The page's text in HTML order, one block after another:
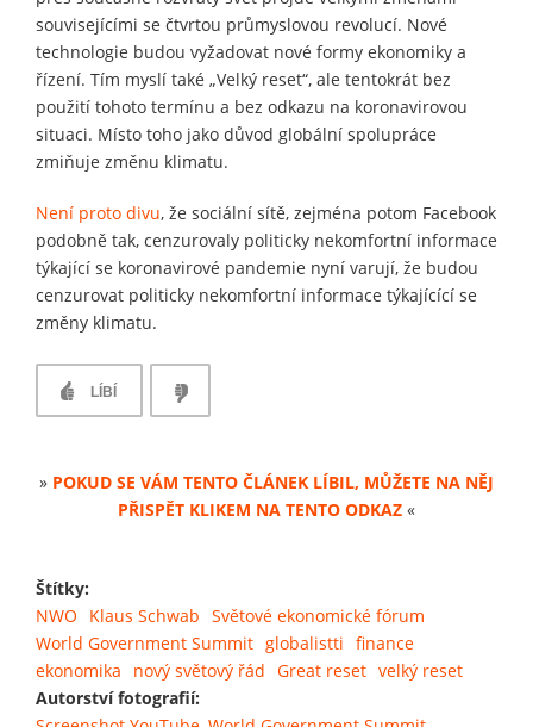
souvisejícími se čtvrtou průmyslovou revolucí. Nové
technologie budou vyžadovat nové formy ekonomiky a
řízení. Tím myslí také „Velký reset“, ale tentokrát bez
použití tohoto termínu a bez odkazu na koronavirovou
situaci. Místo toho jako důvod globální spolupráce
zmiňuje změnu klimatu.
Není proto divu, že sociální sítě, zejména potom Facebook
podobně tak, cenzurovaly politicky nekomfortní informace
týkající se koronavirové pandemie nyní varují, že budou
cenzurovat politicky nekomfortní informace týkajícící se
změny klimatu.
LÍBÍ
» POKUD SE VÁM TENTO ČLÁNEK LÍBIL, MŮŽETE NA NĚJ
PŘISPĚT KLIKEM NA TENTO ODKAZ «
Štítky:
NWO
Klaus Schwab Světové ekonomické fórum
World Government Summit globalistti finance
ekonomika
nový světový řád Great reset velký reset
Autorství fotografií: